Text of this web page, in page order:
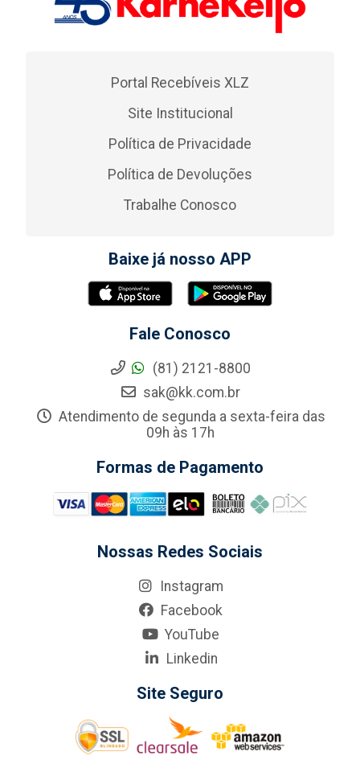
Portal Recebíveis XLZ
Site Institucional
Política de Privacidade
Política de Devoluções
Trabalhe Conosco
Baixe já nosso APP
Fale Conosco
(81) 2121-8800
sak@kk.com.br
Atendimento de segunda a sexta-feira das
09h às 17h
Formas de Pagamento
Nossas Redes Sociais
Instagram
Facebook
YouTube
Linkedin
Site Seguro